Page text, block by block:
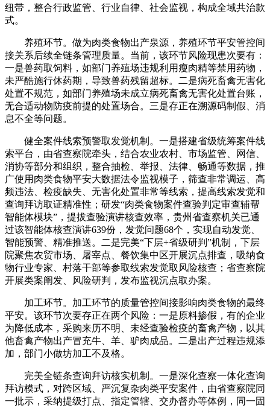
纽带，整合行政监管、行业自律、社会监视，构成全域共治款
式。
养殖环节。做为肉类食物出产泉源，养殖环节平安管控间
接关系后续全链条管理质量。当前，该环节风险现患次要有：
一是兽药取饲料，如部门养殖场违规利用瘦肉精等禁用药物，
未严酷施行休药期，导致兽药残留超标。二是病死畜禽无害化
处置不规范，如部门养殖场未成立病死畜禽无害化处置台账，
无合适动物防疫前提的处置场合。三是存正在溯源码制假、消
息不全等问题。
健全案件线索预警取发觉机制。一是搭建省级统筹案件线
索平台，由省查察院牵头，结合农业农村、市场监管、网信、
消协等部分和组织，整合抽检、举报、法律、畅通等数据，推
广使用肉类食物平安大数据法令监视模子，筛查非常调运、高
频违法、检疫缺失、无害化处置非常等线索，提高线索发觉和
查询拜访取证精准性；研发“肉类食物案件查验判定审查辅帮
智能体模块”，提拔查验演讲核查效率，贵州省查察机关已通
过该智能体核查演讲639份，发觉问题68个，实现自动发觉、
智能预警、精准推送。二是完美“下层+省级研判”机制，下层
院聚焦农贸市场、屠宰点、餐饮集中区开展沉点排查，吸纳食
物行业专家、村落干部等参取线索发觉取风险核查；省查察院
开展类案阐发、风险研判，发布监视沉点取办案。
加工环节。加工环节的质量管控间接影响肉类食物的最终
平安。该环节次要存正在两个风险：一是原料掺假，有的企业
为降低成本，采购来历不明、未经查验检疫的畜禽产物，以其
他畜禽产物出产冒充牛、羊、驴肉成品。二是出产过程违规添
加，部门小做坊加工不及格。
完美全链条查询拜访核实机制。一是深化查察一体化查询
拜访模式，对跨区域、严沉复杂肉类平安案件，由省查察院同
一批示，采纳提级打点、指定管辖、交办督办等体例，同一固